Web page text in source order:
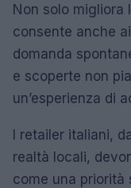
Non solo migliora
consente anche
domanda
e scoperte non
un’esperienza di
I retailer italiani,
realtà locali,
come una priorità